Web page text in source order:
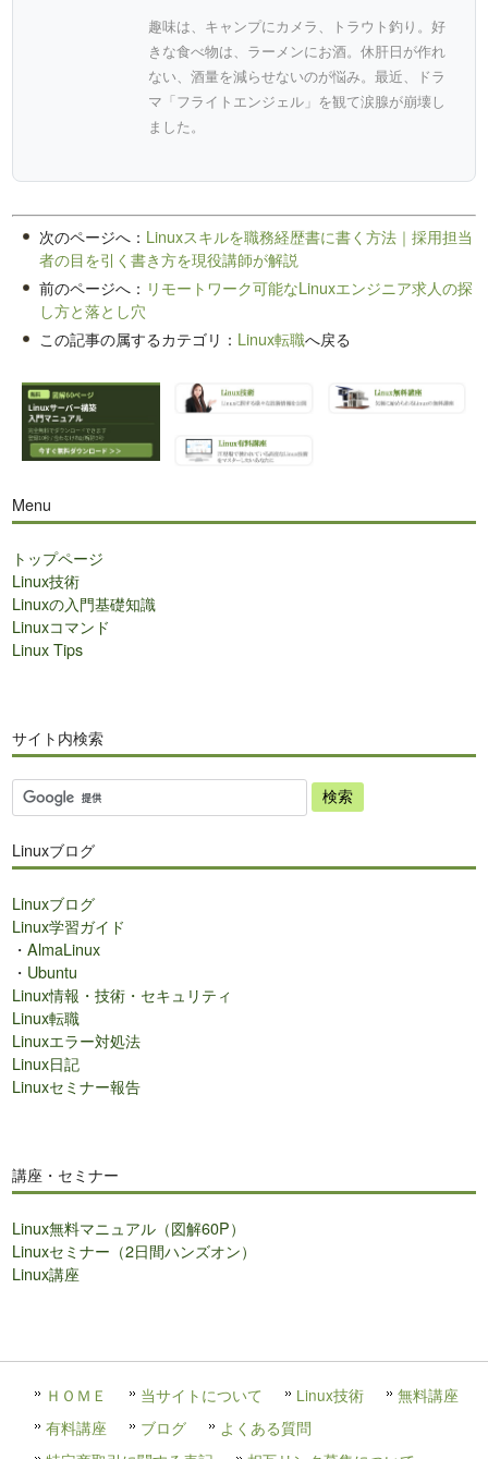
趣味は、キャンプにカメラ、トラウト釣り。好
きな食べ物は、ラーメンにお酒。休肝日が作れ
ない、酒量を減らせないのが悩み。最近、ドラ
マ「フライトエンジェル」を観て涙腺が崩壊し
ました。
次のページへ： Linuxスキルを職務経歴書に書く方法｜採用担当
者の目を引く書き方を現役講師が解説
前のページへ： リモートワーク可能なLinuxエンジニア求人の探
し方と落とし穴
この記事の属するカテゴリ： Linux転職へ戻る
Menu
トップページ
Linux技術
Linuxの入門基礎知識
Linuxコマンド
Linux Tips
サイト内検索
サ
イ
内
索
Linuxブログ
Linuxブログ
Linux学習ガイド
・AlmaLinux
・ Ubuntu
Linux情報・技術・セキュリティ
Linux転職
Linuxエラー対処法
Linux日記
Linuxセミナー報告
講座・セミナー
Linux無料マニュアル（図解60P）
Linuxセミナー（2日間ハンズオン）
Linux講座
ＨＯＭＥ 当サイトについて Linux技術
無料講座
有料講座
ブログ
よくある質問